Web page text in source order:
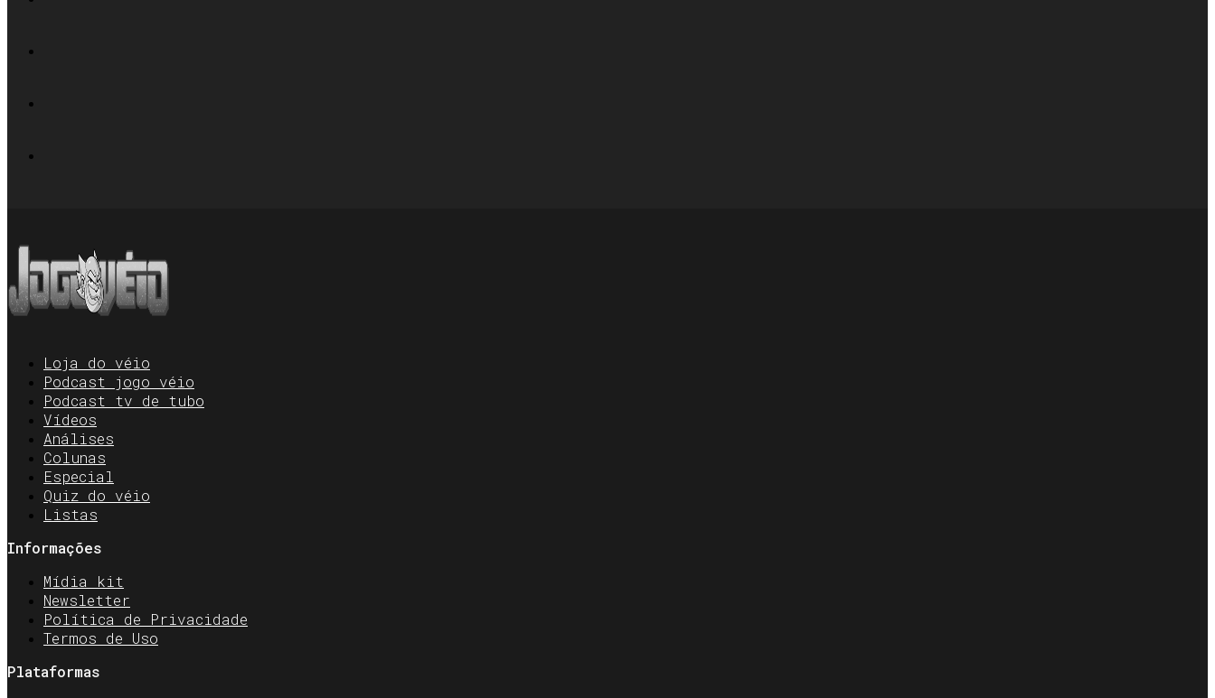
Loja do véio
Podcast jogo véio
Podcast tv de tubo
Vídeos
Análises
Colunas
Especial
Quiz do véio
Listas
Informações
Mídia kit
Newsletter
Política de Privacidade
Termos de Uso
Plataformas